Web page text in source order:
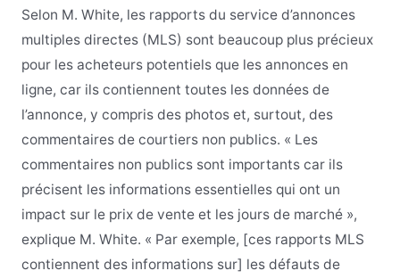
Selon M. White, les rapports du service d’annonces
multiples directes (MLS) sont beaucoup plus précieux
pour les acheteurs potentiels que les annonces en
ligne, car ils contiennent toutes les données de
l’annonce, y compris des photos et, surtout, des
commentaires de courtiers non publics. « Les
commentaires non publics sont importants car ils
précisent les informations essentielles qui ont un
impact sur le prix de vente et les jours de marché »,
explique M. White. « Par exemple, [ces rapports MLS
contiennent des informations sur] les défauts de